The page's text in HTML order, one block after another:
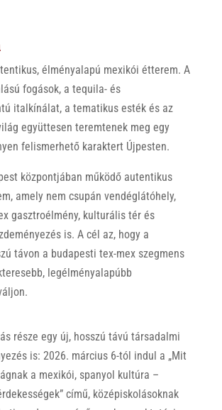
élményalapú mexikói étterem. A
fogások, a tequila- és
italkínálat, a tematikus esték és az
együttesen teremtenek meg egy
felismerhető karaktert Újpesten.
központjában működő autentikus
amely nem csupán vendéglátóhely,
gasztroélmény, kulturális tér és
is. A cél az, hogy a
távon a budapesti tex-mex szegmens
legélményalapúbb
része egy új, hosszú távú társadalmi
is: 2026. március 6-tól indul a „Mit
a mexikói, spanyol kultúra –
című, középiskolásoknak